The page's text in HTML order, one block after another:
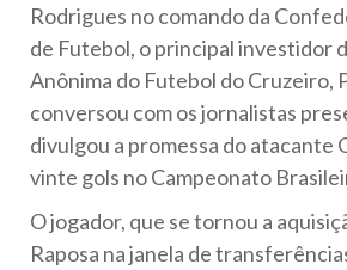
Rodrigues no comando da
de Futebol, o principal investidor
Anônima do Futebol do Cruzeiro,
conversou com os jornalistas
divulgou a promessa do atacante
vinte gols no Campeonato
O jogador, que se tornou a
Raposa na janela de